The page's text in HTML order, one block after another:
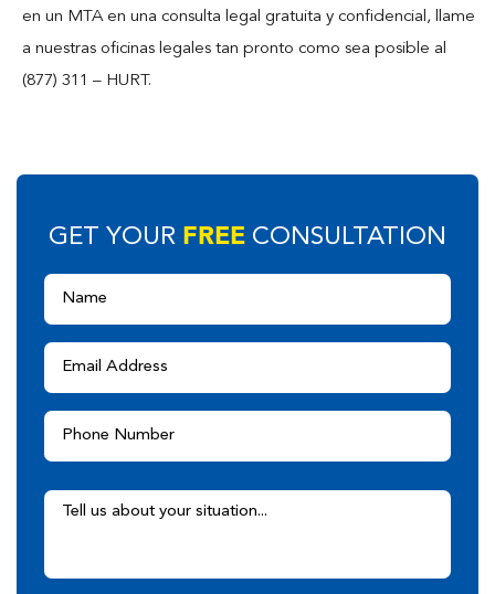
en un MTA en una consulta legal gratuita y confidencial, llame
a nuestras oficinas legales tan pronto como sea posible al
(877) 311 – HURT.
GET YOUR FREE CONSULTATION